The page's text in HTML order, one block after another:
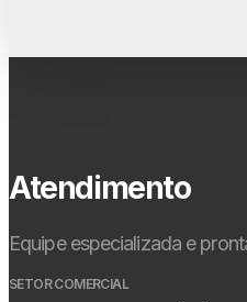
Atendimento
Equipe especializada e
SETOR COMERCIAL